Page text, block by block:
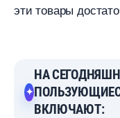
эти товары
НА
КЛЮЧАЮТ: